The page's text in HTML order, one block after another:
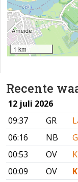
Recente
12 juli 2026
09:37
GR
06:16
NB
00:53
OV
00:09
OV
1 km